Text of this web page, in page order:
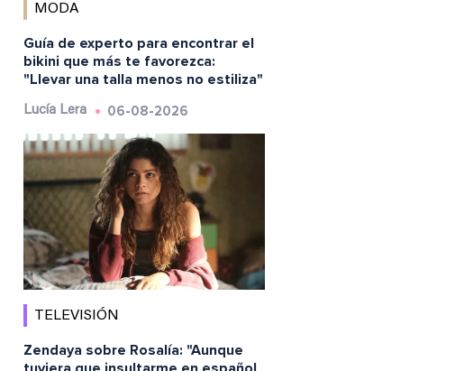
MODA
Guía de experto para encontrar el
bikini que más te favorezca:
"Llevar una talla menos no estiliza"
Lucía Lera 06-08-2026
TELEVISIÓN
Zendaya sobre Rosalía: "Aunque